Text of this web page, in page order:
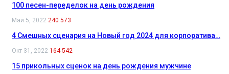
100 песен-переделок на день рождения
Май 5, 2022 240 573
4 Смешных сценария на Новый год 2024 для корпоратива…
Окт 31, 2022 164 542
15 прикольных сценок на день рождения мужчине